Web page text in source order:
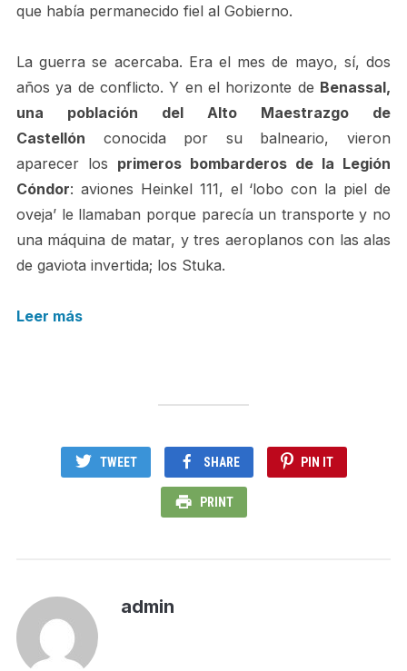
que había permanecido fiel al Gobierno.
La guerra se acercaba. Era el mes de mayo, sí, dos
años ya de conflicto. Y en el horizonte de Benassal,
una población del Alto Maestrazgo de
Castellón conocida por su balneario, vieron
aparecer los primeros bombarderos de la Legión
Cóndor: aviones Heinkel 111, el ‘lobo con la piel de
oveja’ le llamaban porque parecía un transporte y no
una máquina de matar, y tres aeroplanos con las alas
de gaviota invertida; los Stuka.
Leer más
TWEET SHARE PIN IT
PRINT
admin